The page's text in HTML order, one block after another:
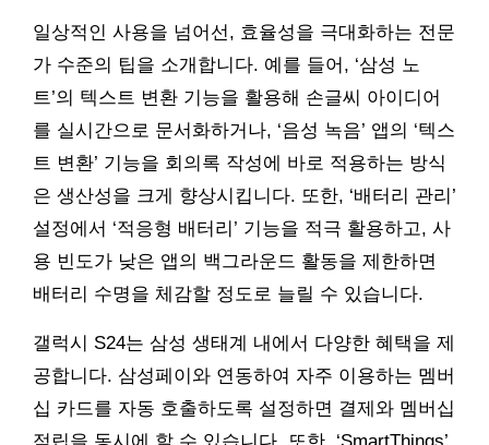
일상적인 사용을 넘어선, 효율성을 극대화하는 전문
가 수준의 팁을 소개합니다. 예를 들어, ‘삼성 노
트’의 텍스트 변환 기능을 활용해 손글씨 아이디어
를 실시간으로 문서화하거나, ‘음성 녹음’ 앱의 ‘텍스
트 변환’ 기능을 회의록 작성에 바로 적용하는 방식
은 생산성을 크게 향상시킵니다. 또한, ‘배터리 관리’
설정에서 ‘적응형 배터리’ 기능을 적극 활용하고, 사
용 빈도가 낮은 앱의 백그라운드 활동을 제한하면
배터리 수명을 체감할 정도로 늘릴 수 있습니다.
갤럭시 S24는 삼성 생태계 내에서 다양한 혜택을 제
공합니다. 삼성페이와 연동하여 자주 이용하는 멤버
십 카드를 자동 호출하도록 설정하면 결제와 멤버십